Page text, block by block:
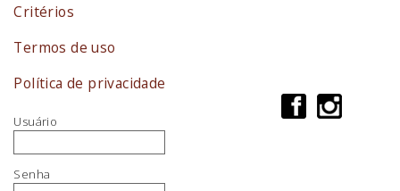
Critérios
Termos de uso
Política de privacidade
Usuário
Senha